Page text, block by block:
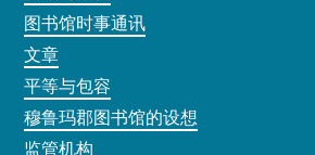
图书馆时事通讯
文章
平等与包容
穆鲁玛郡图书馆的设想
监管机构